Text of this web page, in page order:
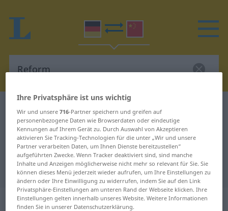
Deutsch-Chinesisch Wörterbuch Reform
Deutsch-Chinesisch Übersetzung
für "Reform"
"Reform" Chinesisch Übersetzung
„Reform“: Femininum
Ihre Privatsphäre ist uns wichtig
Wir und unsere716-Partner speichern und greifen auf
personenbezogene Daten wie Browserdaten oder eindeutige
Kennungen auf Ihrem Gerät zu. Durch Auswahl von Akzeptieren
aktivieren Sie Tracking-Technologien für die unter „Wir und unsere
Partner verarbeiten Daten, um Ihnen Dienste bereitzustellen“
aufgeführten Zwecke. Wenn Tracker deaktiviert sind, sind manche
Inhalte und Anzeigen möglicherweise nicht mehr so relevant für Sie. Sie
können dieses Menü jederzeit wieder aufrufen, um Ihre Einstellungen zu
ändern oder Ihre Einwilligung zu widerrufen, indem Sie auf den Link
Privatsphäre-Einstellungen am unteren Rand der Webseite klicken. Ihre
Einstellungen gelten innerhalb unseres Website. Weitere Informationen
finden Sie in unserer Datenschutzerklärung.